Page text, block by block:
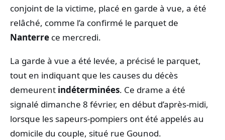
conjoint de la victime, placé en garde à vue, a été
relâché, comme l’a confirmé le parquet de
Nanterre ce mercredi.
La garde à vue a été levée, a précisé le parquet,
tout en indiquant que les causes du décès
demeurent indéterminées. Ce drame a été
signalé dimanche 8 février, en début d’après-midi,
lorsque les sapeurs-pompiers ont été appelés au
domicile du couple, situé rue Gounod.